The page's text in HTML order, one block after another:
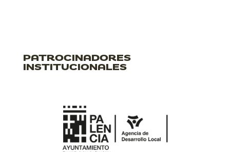
PATROCINADORES
INSTITUCIONALES